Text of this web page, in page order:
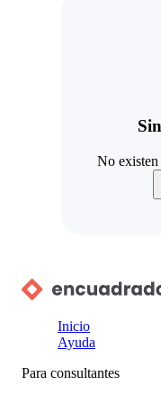
No existen
Inicio
Ayuda
Para consultantes